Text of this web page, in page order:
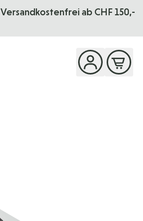
Versandkostenfrei ab CHF 150,-